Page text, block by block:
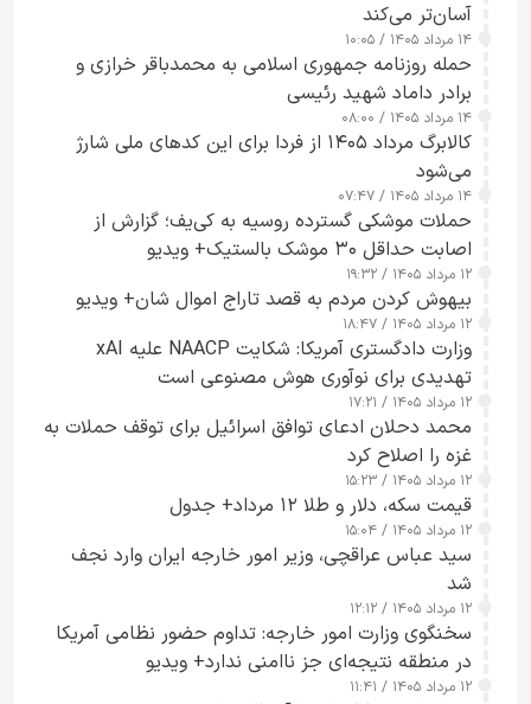
آسان‌تر می‌کند
۱۴ مرداد ۱۴۰۵ / ۱۰:۰۵
حمله روزنامه جمهوری اسلامی به محمدباقر خرازی و
برادر داماد شهید رئیسی
۱۴ مرداد ۱۴۰۵ / ۰۸:۰۰
کالابرگ مرداد ۱۴۰۵ از فردا برای این کدهای ملی شارژ
می‌شود
۱۴ مرداد ۱۴۰۵ / ۰۷:۴۷
حملات موشکی گسترده روسیه به کی‌یف؛ گزارش از
اصابت حداقل ۳۰ موشک بالستیک+ ویدیو
۱۲ مرداد ۱۴۰۵ / ۱۹:۳۲
بیهوش کردن مردم به قصد تاراج اموال شان+ ویدیو
۱۲ مرداد ۱۴۰۵ / ۱۸:۴۷
وزارت دادگستری آمریکا: شکایت NAACP علیه xAI
تهدیدی برای نوآوری هوش مصنوعی است
۱۲ مرداد ۱۴۰۵ / ۱۷:۲۱
محمد دحلان ادعای توافق اسرائیل برای توقف حملات به
غزه را اصلاح کرد
۱۲ مرداد ۱۴۰۵ / ۱۵:۲۳
قیمت سکه، دلار و طلا ۱۲ مرداد+ جدول
۱۲ مرداد ۱۴۰۵ / ۱۵:۰۴
سید عباس عراقچی، وزیر امور خارجه ایران وارد نجف
شد
۱۲ مرداد ۱۴۰۵ / ۱۲:۱۲
سخنگوی وزارت امور خارجه: تداوم حضور نظامی آمریکا
در منطقه نتیجه‌ای جز ناامنی ندارد+ ویدیو
۱۲ مرداد ۱۴۰۵ / ۱۱:۴۱